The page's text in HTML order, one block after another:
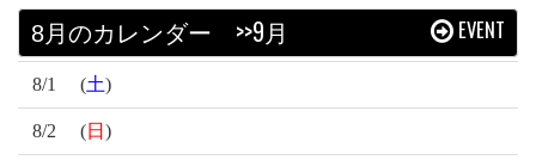
8月のカレンダー >>9月 EVENT
8/1 (土)
8/2 (日 )